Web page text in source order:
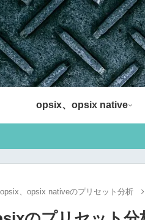
opsix、opsix native
opsix、opsix nativeのプリセット分析